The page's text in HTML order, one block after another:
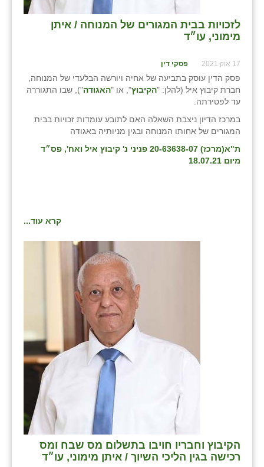
לזכויות בבית המגורים של המנוחה / איתן
מימוני, עו״ד
17 אוק 2021 פסקי דין
פסק הדין עוסק בתביעה של אחיה ויורשה הבלעדי של המנוחה,
חברת קיבוץ איל (להלן: "הקיבוץ", או "האגודה"), שבו התגוררה
עד לפטירתה.
במרכז הדיון ניצבת השאלה האם לתובע עומדות זכויות בבית
המגורים של אחותו המנוחה ובגין מניותיה באגודה
ת"א(מרכז) 20-63638-07 פניני נ' קיבוץ איל ואח', פס״ד
מיום 18.07.21
קרא עוד...
הקיבוץ וחבריו חויבו בתשלום מס שבח ומס
רכישה בגין הליכי השיוך / איתן מימוני, עו״ד